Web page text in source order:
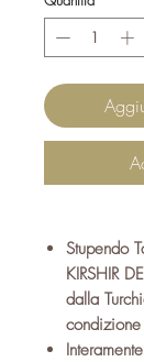
Stupendo
KIRSHIR
dalla